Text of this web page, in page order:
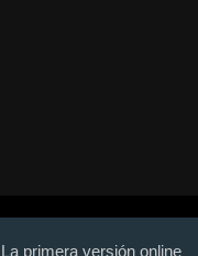
primera versión online